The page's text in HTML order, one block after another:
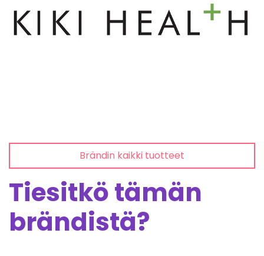
Brändin kaikki tuotteet
Tiesitkö tämän
brändistä?